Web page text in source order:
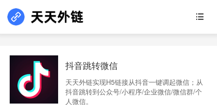
抖音跳转微信
天天外链实现H5链接从抖音一键调起微信；从
抖音跳转到公众号/小程序/企业微信/微信群/个
人微信。